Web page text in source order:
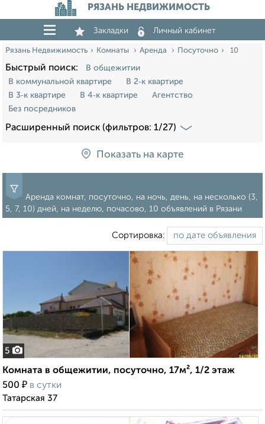
РЯЗАНЬ НЕДВИЖИМОСТЬ
Закладки Личный кабинет
Рязань Недвижимость Комнаты Аренда Посуточно 10
Быстрый поиск:
В общежитии
В коммунальной квартире
В 2‑к квартире
В 3‑к квартире
В 4‑к квартире
Агентство
Без посредников
Расширенный поиск (фильтров: 1/27)
Показать на карте
Аренда комнат, посуточно, на ночь, день, на несколько (3,
5, 7, 10) дней, на неделю, почасово, 10 объявлений в Рязани
Сортировка:
5
Комната в общежитии, посуточно, 17м², 1/2 этаж
500 ₽ в сутки
Татарская 37